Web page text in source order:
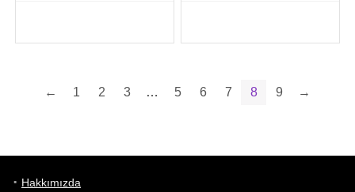
← 1 2 3 … 5 6 7 8 9 →
Hakkımızda